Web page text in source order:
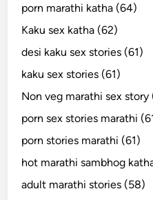
porn marathi katha (64)
Kaku sex katha (62)
desi kaku sex stories (61)
kaku sex stories (61)
Non veg marathi sex story
porn sex stories marathi
porn stories marathi (61)
hot marathi sambhog
adult marathi stories (58)